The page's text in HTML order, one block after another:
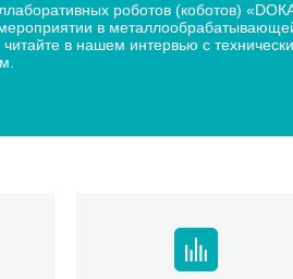
роботов (коботов)
в
читайте в нашем интервью с